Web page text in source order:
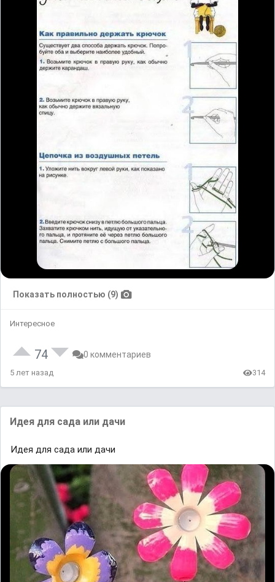
Показать полностью (9)
Интересное
74 0 комментариев
5 лет назад 314
Идея для сада или дачи
Идея для сада или дачи